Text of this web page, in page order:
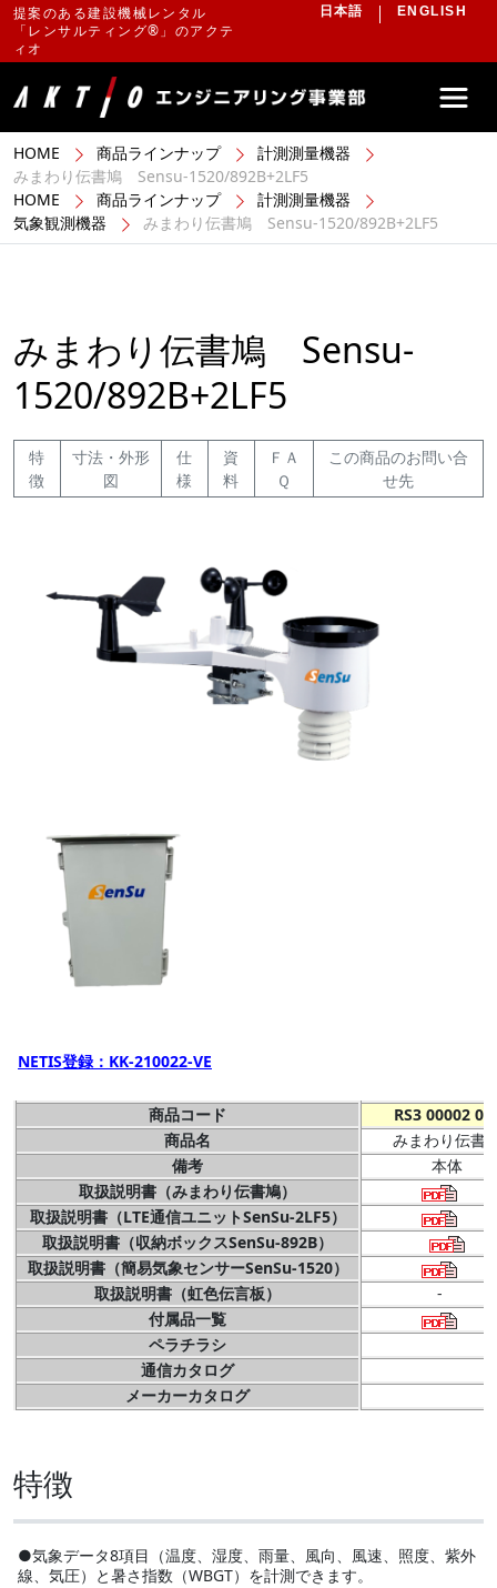
提案のある建設機械レンタル
「レンサルティング®」のアクテ
ィオ
日本語 ENGLISH
HOME 商品ラインナップ
計測測量機器
みまわり伝書鳩 Sensu-1520/892B+2LF5
HOME
商品ラインナップ
計測測量機器
気象観測機器
みまわり伝書鳩 Sensu-1520/892B+2LF5
みまわり伝書鳩 Sensu-
1520/892B+2LF5
特
徴
寸法・外形
図
仕
様
資
料
ＦＡ
Ｑ
この商品のお問い合
せ先
NETIS登録：KK-210022-VE
商品コード
RS3 00002
商品名
みまわり伝書
備考
本体
取扱説明書（みまわり伝書鳩）
取扱説明書（LTE通信ユニットSenSu-2LF5）
取扱説明書（収納ボックスSenSu-892B）
取扱説明書（簡易気象センサーSenSu-1520）
取扱説明書（虹色伝言板）
-
付属品一覧
ペラチラシ
通信カタログ
メーカーカタログ
特徴
●気象データ8項目（温度、湿度、雨量、風向、風速、照度、紫外
線、気圧）と暑さ指数（WBGT）を計測できます。